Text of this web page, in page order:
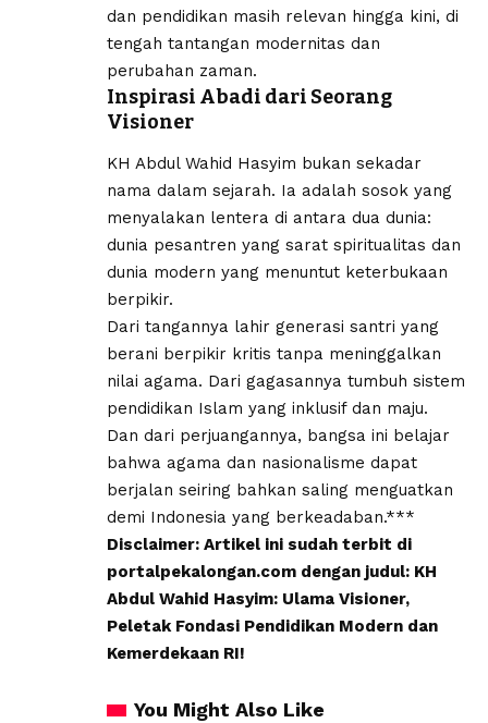
dan pendidikan masih relevan hingga kini, di
tengah tantangan modernitas dan
perubahan zaman.
Inspirasi Abadi dari Seorang
Visioner
KH Abdul Wahid Hasyim bukan sekadar
nama dalam sejarah. Ia adalah sosok yang
menyalakan lentera di antara dua dunia:
dunia pesantren yang sarat spiritualitas dan
dunia modern yang menuntut keterbukaan
berpikir.
Dari tangannya lahir generasi santri yang
berani berpikir kritis tanpa meninggalkan
nilai agama. Dari gagasannya tumbuh sistem
pendidikan Islam yang inklusif dan maju.
Dan dari perjuangannya, bangsa ini belajar
bahwa agama dan nasionalisme dapat
berjalan seiring bahkan saling menguatkan
demi Indonesia yang berkeadaban.***
Disclaimer: Artikel ini sudah terbit di
portalpekalongan.com dengan judul: KH
Abdul Wahid Hasyim: Ulama Visioner,
Peletak Fondasi Pendidikan Modern dan
Kemerdekaan RI!
You Might Also Like